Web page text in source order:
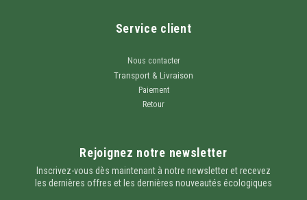
Service client
Nous contacter
Transport & Livraison
Paiement
Retour
Rejoignez notre newsletter
Inscrivez-vous dès maintenant à notre newsletter et recevez
les dernières offres et les dernières nouveautés écologiques